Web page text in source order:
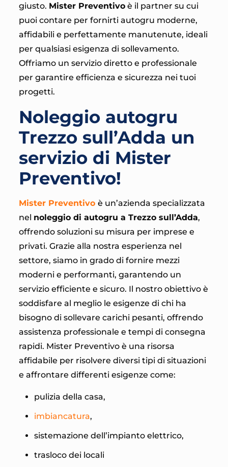
giusto. Mister Preventivoè il partner su cui
puoi contare per fornirti autogru moderne,
affidabili e perfettamente manutenute, ideali
per qualsiasi esigenza di sollevamento.
Offriamo un servizio diretto e professionale
per garantire efficienza e sicurezza nei tuoi
progetti.
Noleggio autogru
Trezzo sull’Adda un
servizio di Mister
Preventivo!
Mister Preventivo è un’azienda specializzata
nel noleggio di autogru a Trezzo sull’Adda,
offrendo soluzioni su misura per imprese e
privati. Grazie alla nostra esperienza nel
settore, siamo in grado di fornire mezzi
moderni e performanti, garantendo un
servizio efficiente e sicuro. Il nostro obiettivo è
soddisfare al meglio le esigenze di chi ha
bisogno di sollevare carichi pesanti, offrendo
assistenza professionale e tempi di consegna
rapidi. Mister Preventivo è una risorsa
affidabile per risolvere diversi tipi di situazioni
e affrontare differenti esigenze come:
pulizia della casa,
imbiancatura,
sistemazione dell’impianto elettrico,
trasloco dei locali